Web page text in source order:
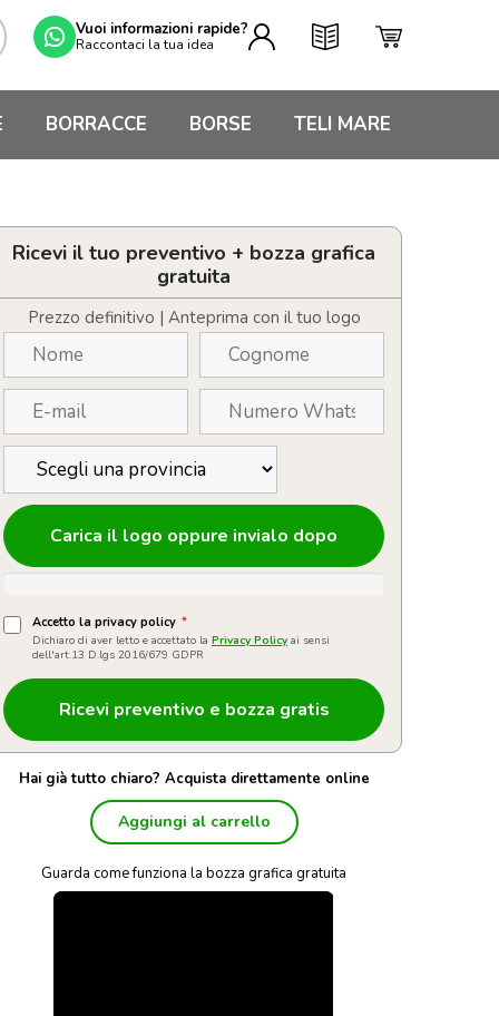
Vuoi informazioni rapide?
Raccontaci la tua idea
BORRACCE BORSE TELI MARE
Ricevi il tuo preventivo + bozza grafica
gratuita
Prezzo definitivo | Anteprima con il tuo logo
Carica il logo oppure invialo dopo
Accetto la privacy policy *
Dichiaro di aver letto e accettato la Privacy Policy ai sensi
dell'art.13 D.lgs 2016/679 GDPR
Hai già tutto chiaro? Acquista direttamente online
Aggiungi al carrello
Guarda come funziona la bozza grafica gratuita